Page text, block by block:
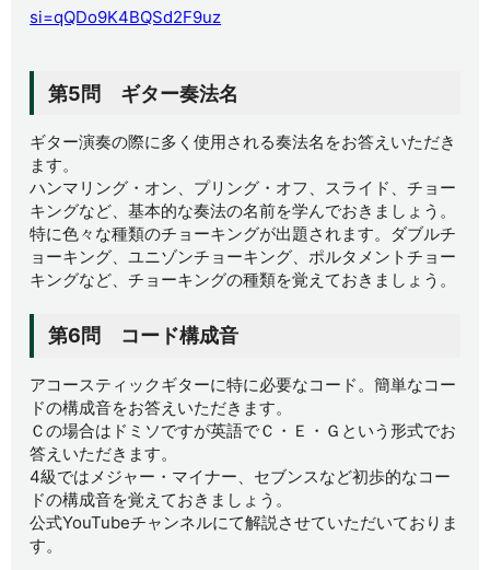
si=qQDo9K4BQSd2F9uz
第5問 ギター奏法名
ギター演奏の際に多く使用される奏法名をお答えいただき
ます。
ハンマリング・オン、プリング・オフ、スライド、チョー
キングなど、基本的な奏法の名前を学んでおきましょう。
特に色々な種類のチョーキングが出題されます。ダブルチ
ョーキング、ユニゾンチョーキング、ポルタメントチョー
キングなど、チョーキングの種類を覚えておきましょう。
第6問 コード構成音
アコースティックギターに特に必要なコード。簡単なコー
ドの構成音をお答えいただきます。
Ｃの場合はドミソですが英語でＣ・Ｅ・Ｇという形式でお
答えいただきます。
4級ではメジャー・マイナー、セブンスなど初歩的なコー
ドの構成音を覚えておきましょう。
公式YouTubeチャンネルにて解説させていただいておりま
す。